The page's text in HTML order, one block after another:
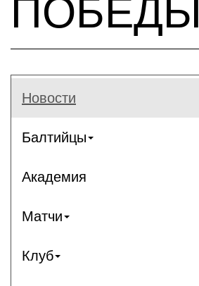
ПОБЕДЫ
Новости
Балтийцы
Академия
Матчи
Клуб